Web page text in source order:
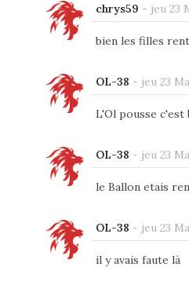
chrys59 - jeu 23
bien les filles
OL-38 - jeu 23
L'Ol pousse c'est
OL-38 - jeu 23
le Ballon etais
OL-38 - jeu 23
il y avais faute là